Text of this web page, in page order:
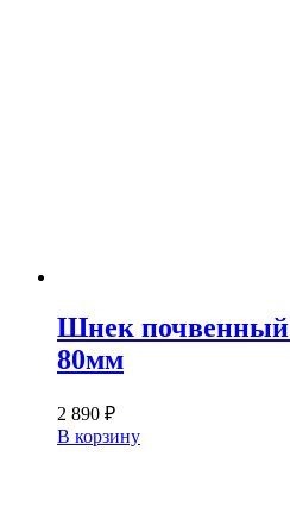
Шнек
80мм
2 890 ₽
В корзину